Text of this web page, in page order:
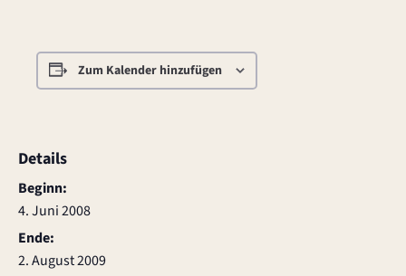
Zum Kalender hinzufügen
Details
Beginn:
4. Juni 2008
Ende:
2. August 2009